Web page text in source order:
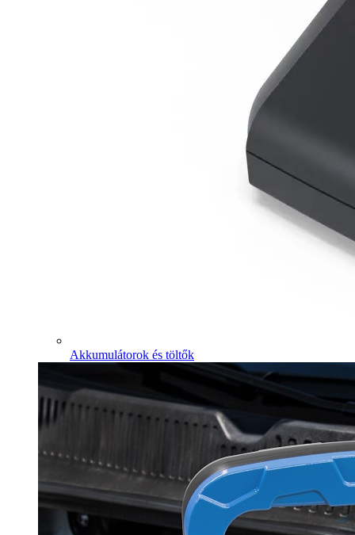
Akkumulátorok és töltők